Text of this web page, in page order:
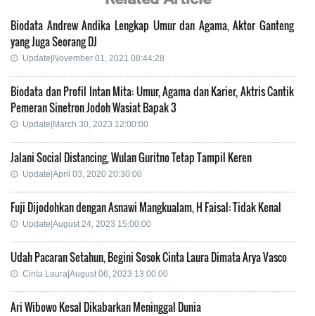
Biodata Andrew Andika Lengkap Umur dan Agama, Aktor Ganteng
yang Juga Seorang DJ
Update|November 01, 2021 08:44:28
Biodata dan Profil Intan Mita: Umur, Agama dan Karier, Aktris Cantik
Pemeran Sinetron Jodoh Wasiat Bapak 3
Update|March 30, 2023 12:00:00
Jalani Social Distancing, Wulan Guritno Tetap Tampil Keren
Update|April 03, 2020 20:30:00
Fuji Dijodohkan dengan Asnawi Mangkualam, H Faisal: Tidak Kenal
Update|August 24, 2023 15:00:00
Udah Pacaran Setahun, Begini Sosok Cinta Laura Dimata Arya Vasco
Cinta Laura|August 06, 2023 13:00:00
Ari Wibowo Kesal Dikabarkan Meninggal Dunia